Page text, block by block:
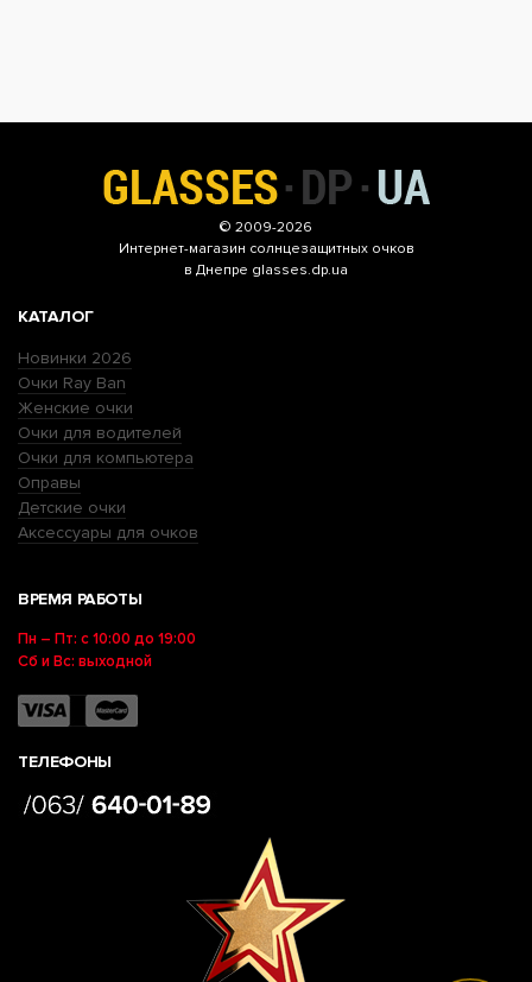
© 2009-2026
Интернет-магазин солнцезащитных очков
в Днепре glasses.dp.ua
КАТАЛОГ
Новинки 2026
Очки Ray Ban
Женские очки
Очки для водителей
Очки для компьютера
Оправы
Детские очки
Аксессуары для очков
ВРЕМЯ РАБОТЫ
Пн – Пт: с 10:00 до 19:00
Сб и Вс: выходной
ТЕЛЕФОНЫ